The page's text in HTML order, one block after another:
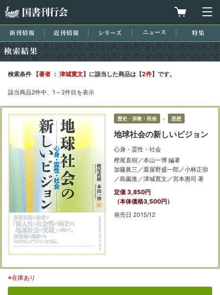
買物カゴを
新刊情報 近刊情報 シリーズ ニュース
検索条件 【著者 ： 津城寛文】に該当した商品は【2件】です。
該当商品2件中、1～2件目を表示
歴史・宗教・民俗 ＞ 思想
地球社会の新しいビジョン
心身・霊性・社会
樫尾直樹／本山一博 編著
加藤眞三／栗屋野盛一郎／小林正弥
／島薗進／津城寛文／宮本惠司 著
定価 3,850円
（本体価格3,500円）
発売日 2015/12
※在庫あり